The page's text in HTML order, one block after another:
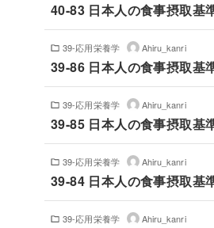
40-83 日本人の食事摂取基
39-応用栄養学 Ahiru_kanri
39-86 日本人の食事摂取基
39-応用栄養学 Ahiru_kanri
39-85 日本人の食事摂取基
39-応用栄養学 Ahiru_kanri
39-84 日本人の食事摂取基
39-応用栄養学 Ahiru_kanri